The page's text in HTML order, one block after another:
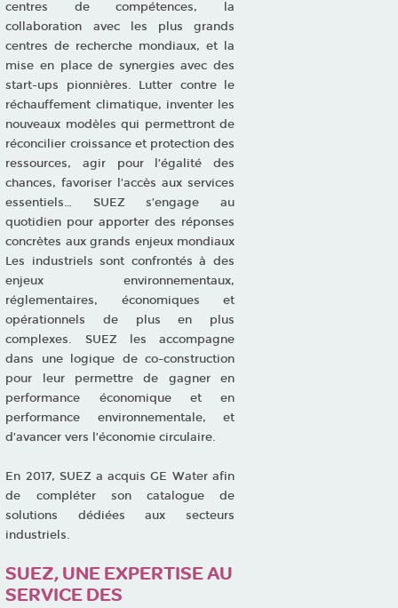
centres de compétences, la
collaboration avec les plus grands
centres de recherche mondiaux, et la
mise en place de synergies avec des
start-ups pionnières. Lutter contre le
réchauffement climatique, inventer les
nouveaux modèles qui permettront de
réconcilier croissance et protection des
ressources, agir pour l’égalité des
chances, favoriser l’accès aux services
essentiels… SUEZ s’engage au
quotidien pour apporter des réponses
concrètes aux grands enjeux mondiaux
Les industriels sont confrontés à des
enjeux environnementaux,
réglementaires, économiques et
opérationnels de plus en plus
complexes. SUEZ les accompagne
dans une logique de co-construction
pour leur permettre de gagner en
performance économique et en
performance environnementale, et
d’avancer vers l’économie circulaire.
En 2017, SUEZ a acquis GE Water afin
de compléter son catalogue de
solutions dédiées aux secteurs
industriels.
SUEZ, UNE EXPERTISE AU
SERVICE DES